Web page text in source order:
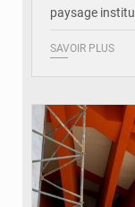
paysage
SAVOIR PLUS